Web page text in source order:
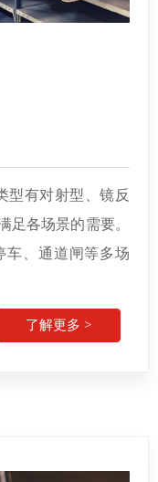
型有对射型、镜反
足各场景的需要。
车、通道闸等多场
了解更多 >